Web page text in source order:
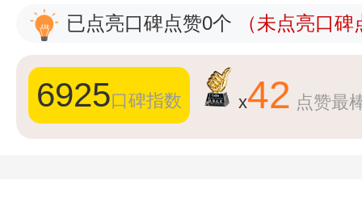
已点亮口碑点赞0个
（未点亮口
6925口碑指数 x42 点赞最